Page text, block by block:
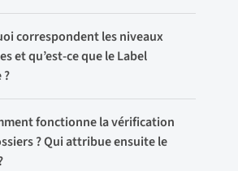
correspondent les niveaux
et qu’est-ce que le Label
?
fonctionne la vérification
? Qui attribue ensuite le